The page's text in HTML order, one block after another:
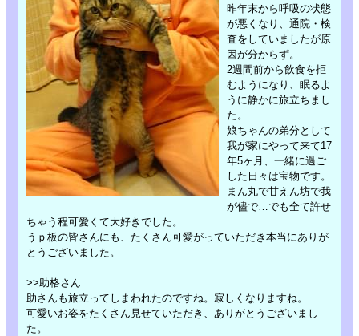
昨年末から呼吸の状態
が悪くなり、通院・検
査をしていましたが原
因が分からず。
2週間前から飲食を拒
むようになり、眠るよ
うに静かに旅立ちまし
た。
娘ちゃんの弟分として
我が家にやって来て17
年5ヶ月、一緒に過ご
した日々は宝物です。
まん丸で甘えん坊で我
が儘で…でも全て許せ
ちゃう程可愛くて大好きでした。
うｐ板の皆さんにも、たくさん可愛がっていただき本当にありが
とうございました。
>>助格さん
助さんも旅立ってしまわれたのですね。寂しくなりますね。
可愛いお姿をたくさん見せていただき、ありがとうございまし
た。